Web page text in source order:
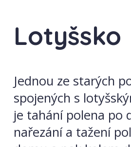
Lotyšsko
Jednou ze starých
spojených s
je tahání polena po
nařezání a tažení